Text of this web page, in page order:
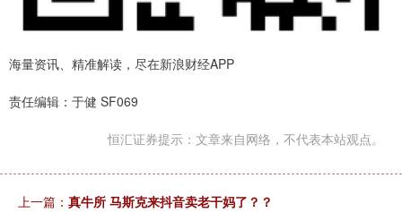
海量资讯、精准解读，尽在新浪财经APP
责任编辑：于健 SF069
恒汇证券提示：文章来自网络，不代表本站观点。
上一篇： 真牛所 马斯克来抖音卖老干妈了？？